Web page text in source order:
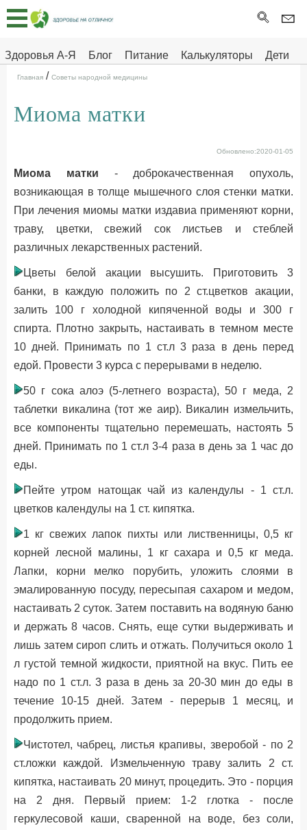
Здоровья А-Я Блог Питание Калькуляторы
Дети
Здоровье на отлично
Главная
Тесты
Про
ДЕТЯМ
Главная / Советы народной медицины
Миома матки
Обновлено:2020-01-05
Миома матки - доброкачественная опухоль,
возникающая в толще мышечного слоя стенки матки.
При лечения миомы матки издавиа применяют корни,
траву, цветки, свежий сок листьев и стеблей
различных лекарственных растений.
Цветы белой акации высушить. Приготовить 3
банки, в каждую положить по 2 ст.цветков акации,
залить 100 г холодной кипяченной воды и 300 г
спирта. Плотно закрыть, настаивать в темном месте
10 дней. Принимать по 1 ст.л 3 раза в день перед
едой. Провести 3 курса с перерывами в неделю.
50 г сока алоэ (5-летнего возраста), 50 г меда, 2
таблетки викалина (тот же аир). Викалин измельчить,
все компоненты тщательно перемешать, настоять 5
дней. Принимать по 1 ст.л 3-4 раза в день за 1 час до
еды.
Пейте утром натощак чай из календулы - 1 ст.л.
цветков календулы на 1 ст. кипятка.
1 кг свежих лапок пихты или лиственницы, 0,5 кг
корней лесной малины, 1 кг сахара и 0,5 кг меда.
Лапки, корни мелко порубить, уложить слоями в
эмалированную посуду, пересыпая сахаром и медом,
настаивать 2 суток. Затем поставить на водяную баню
и держать 8 часов. Снять, еще сутки выдерживать и
лишь затем сироп слить и отжать. Получиться около 1
л густой темной жидкости, приятной на вкус. Пить ее
надо по 1 ст.л. 3 раза в день за 20-30 мин до еды в
течение 10-15 дней. Затем - перерыв 1 месяц, и
продолжить прием.
Чистотел, чабрец, листья крапивы, зверобой - по 2
ст.ложки каждой. Измельченную траву залить 2 ст.
кипятка, настаивать 20 минут, процедить. Это - порция
на 2 дня. Первый прием: 1-2 глотка - после
геркулесовой каши, сваренной на воде, без соли,